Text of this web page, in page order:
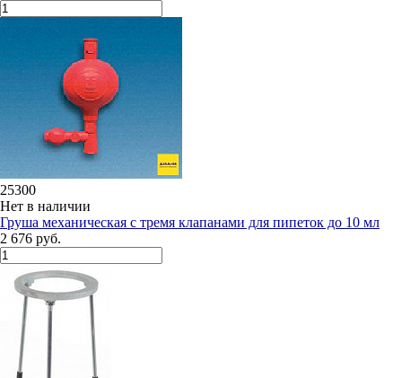
25300
Нет в наличии
Груша механическая с тремя клапанами для пипеток до 10 мл
2 676 руб.